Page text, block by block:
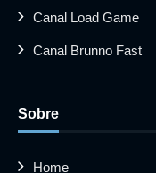
Canal Load Game
Canal Brunno Fast
Sobre
Home